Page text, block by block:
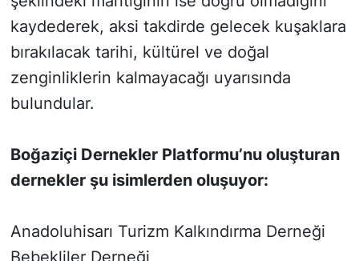
kaydederek, aksi takdirde gelecek kuşaklara
bırakılacak tarihi, kültürel ve doğal
zenginliklerin kalmayacağı uyarısında
bulundular.
Boğaziçi Dernekler Platformu’nu oluşturan
dernekler şu isimlerden oluşuyor:
Anadoluhisarı Turizm Kalkındırma Derneği